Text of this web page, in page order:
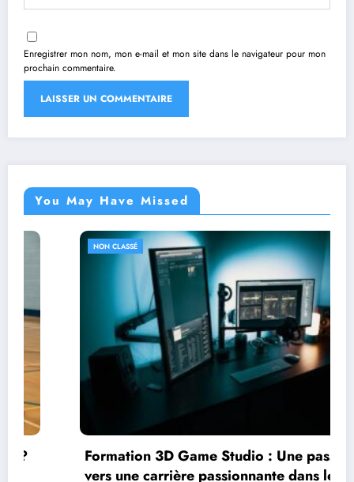
Enregistrer mon nom, mon e-mail et mon site dans le navigateur pour mon
prochain commentaire.
You May Have Missed
Formation 3D Game Studio : Une passerelle
vers une carrière passionnante dans le jeu